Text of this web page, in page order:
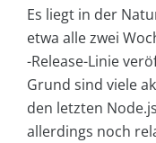
Es liegt in der
etwa alle zwei
-Release-Linie
Grund sind viele
den letzten
allerdings noch